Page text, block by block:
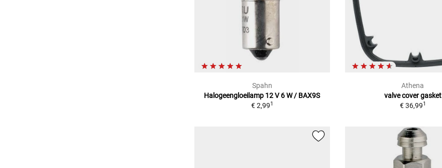
Spahn
Halogeengloeilamp 12 V 6 W / BAX9S
€ 2,991
Athena
valve cover gasket
€ 36,991